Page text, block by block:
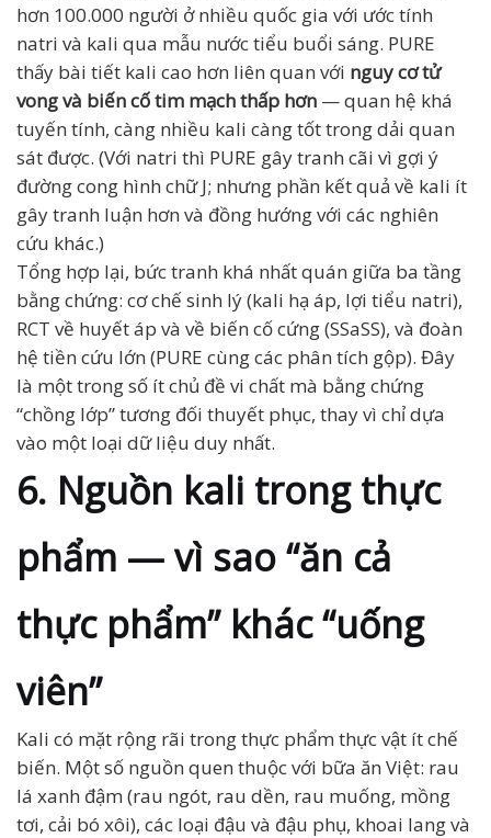
hơn 100.000 người ở nhiều quốc gia với ước tính
natri và kali qua mẫu nước tiểu buổi sáng. PURE
thấy bài tiết kali cao hơn liên quan với nguy cơ tử
vong và biến cố tim mạch thấp hơn — quan hệ khá
tuyến tính, càng nhiều kali càng tốt trong dải quan
sát được. (Với natri thì PURE gây tranh cãi vì gợi ý
đường cong hình chữ J; nhưng phần kết quả về kali ít
gây tranh luận hơn và đồng hướng với các nghiên
cứu khác.)
Tổng hợp lại, bức tranh khá nhất quán giữa ba tầng
bằng chứng: cơ chế sinh lý (kali hạ áp, lợi tiểu natri),
RCT về huyết áp và về biến cố cứng (SSaSS), và đoàn
hệ tiền cứu lớn (PURE cùng các phân tích gộp). Đây
là một trong số ít chủ đề vi chất mà bằng chứng
“chồng lớp” tương đối thuyết phục, thay vì chỉ dựa
vào một loại dữ liệu duy nhất.
6. Nguồn kali trong thực
phẩm — vì sao “ăn cả
thực phẩm” khác “uống
viên”
Kali có mặt rộng rãi trong thực phẩm thực vật ít chế
biến. Một số nguồn quen thuộc với bữa ăn Việt: rau
lá xanh đậm (rau ngót, rau dền, rau muống, mồng
tơi, cải bó xôi), các loại đậu và đậu phụ, khoai lang và